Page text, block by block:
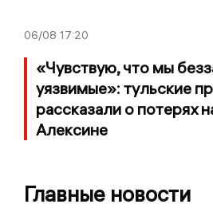
06/08 17:20
«Чувствую, что мы
уязвимые»: тульские
рассказали о потерях
Алексине
Главные новости